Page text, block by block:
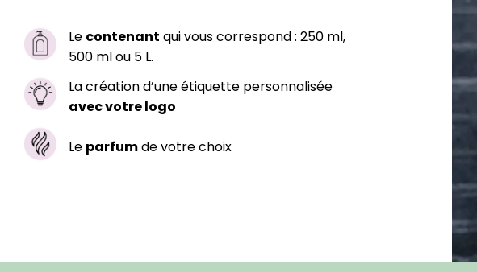
Le contenant qui vous correspond : 250 ml,
500 ml ou 5 L.
La création d’une étiquette personnalisée
avec votre logo
Le parfumde votre choix